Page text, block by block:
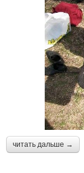
читать дальше →